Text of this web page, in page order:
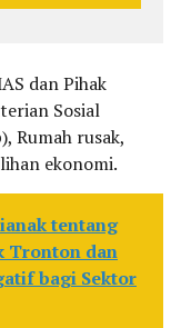
dan Pihak
Sosial
Rumah rusak,
ekonomi.
tentang
Tronton dan
bagi Sektor